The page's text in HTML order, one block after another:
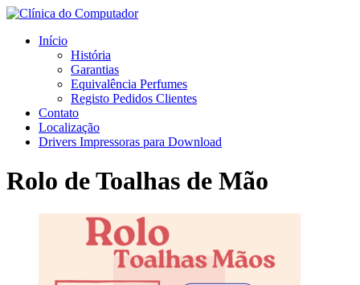
Início
História
Garantias
Equivalência Perfumes
Registo Pedidos Clientes
Contato
Localização
Drivers Impressoras para Download
Rolo de Toalhas de Mão